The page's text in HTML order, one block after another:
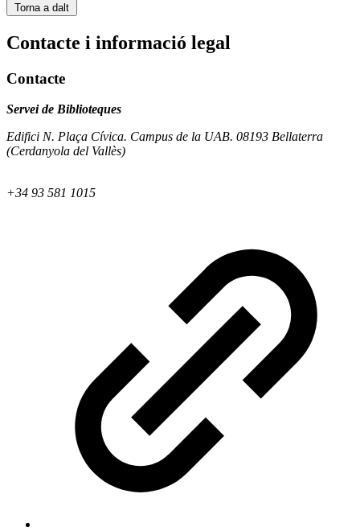
Torna a dalt
Contacte i informació legal
Contacte
Servei de Biblioteques
Edifici N. Plaça Cívica. Campus de la UAB. 08193 Bellaterra
(Cerdanyola del Vallès)
+34 93 581 1015